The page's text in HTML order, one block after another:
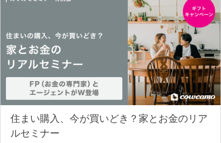
住まい購入、今が買いどき？家とお金のリア
ルセミナー